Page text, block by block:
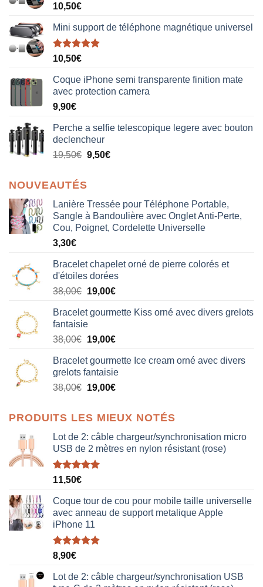
10,50€
Mini support de téléphone magnétique universel
Note5.00
10,50€
Coque iPhone semi transparente finition mate
avec protection camera
9,90€
Perche a selfie telescopique legere avec bouton
declencheur
19,50€ 9,50€
NOUVEAUTÉS
Lanière Tressée pour Téléphone Portable,
Sangle à Bandoulière avec Onglet Anti-Perte,
Cou, Poignet, Cordelette Universelle
3,30€
Bracelet chapelet orné de pierre colorés et
d'étoiles dorées
38,00€ Le
initial
était :
38,00€.
19,00€Le
actuel
19,00€.
Bracelet gourmette Kiss orné avec divers grelots
fantaisie
38,00€ Le
initial
était :
38,00€.
19,00€Le
actuel
est :
19,00€.
Bracelet gourmette Ice cream orné avec divers
grelots fantaisie
38,00€ Le
était :
38,00€.
19,00€Le
est :
19,00€.
PRODUITS LES MIEUX NOTÉS
Lot de 2: câble chargeur/synchronisation micro
USB de 2 mètres en nylon résistant (rose)
Note5.00
11,50€
Coque tour de cou pour mobile taille universelle
avec anneau de support metalique Apple
iPhone 11
Note5.00
8,90€
Lot de 2: câble chargeur/synchronisation USB